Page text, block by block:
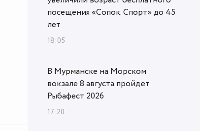
посещения «Сопок. Спорт» до 45
лет
18:05
В Мурманске на Морском
вокзале 8 августа пройдёт
Рыбафест 2026
17:20